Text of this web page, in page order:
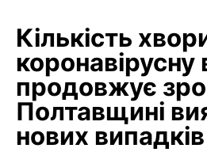
Кількість
коронавірусну
продовжує
Полтавщині
нових